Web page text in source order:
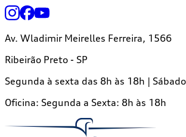
Av. Wladimir Meirelles Ferreira, 1566
Ribeirão Preto - SP
Segunda à sexta das 8h às 18h |
Oficina: Segunda a Sexta: 8h às 18h